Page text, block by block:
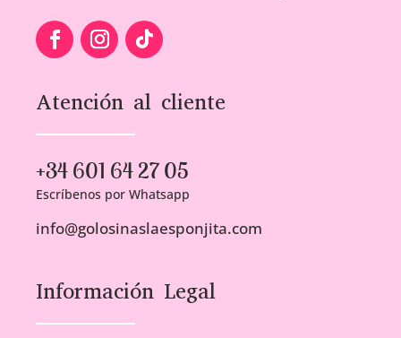
Atención al cliente
+34 601 64 27 05
Escríbenos por Whatsapp
info@golosinaslaesponjita.com
Información Legal